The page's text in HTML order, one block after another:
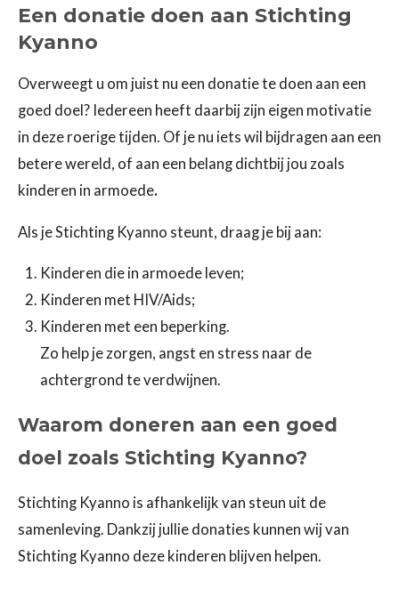
Een donatie doen aan Stichting
Kyanno
Overweegt u om juist nu een donatie te doen aan een
goed doel? Iedereen heeft daarbij zijn eigen motivatie
in deze roerige tijden. Of je nu iets wil bijdragen aan een
betere wereld, of aan een belang dichtbij jou zoals
kinderen in armoede.
Als je Stichting Kyanno steunt, draag je bij aan:
Kinderen die in armoede leven;
Kinderen met HIV/Aids;
Kinderen met een beperking.
Zo help je zorgen, angst en stress naar de
achtergrond te verdwijnen.
Waarom doneren aan een goed
doel zoals Stichting Kyanno?
Stichting Kyanno is afhankelijk van steun uit de
samenleving. Dankzij jullie donaties kunnen wij van
Stichting Kyanno deze kinderen blijven helpen.